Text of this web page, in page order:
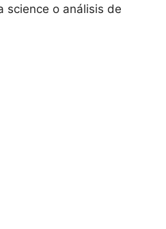
science o análisis de